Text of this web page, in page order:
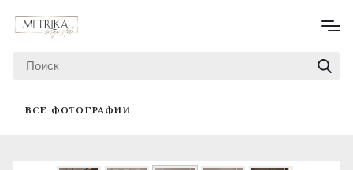
ВСЕ ФОТОГРАФИИ